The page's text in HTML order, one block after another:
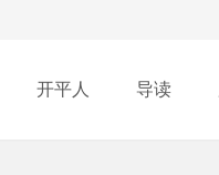
开平人 导读